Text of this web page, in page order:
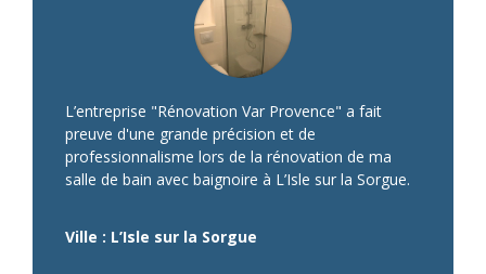
L’entreprise "Rénovation Var Provence" a fait
preuve d'une grande précision et de
professionnalisme lors de la rénovation de ma
salle de bain avec baignoire à L’Isle sur la Sorgue.
Ville : L’Isle sur la Sorgue